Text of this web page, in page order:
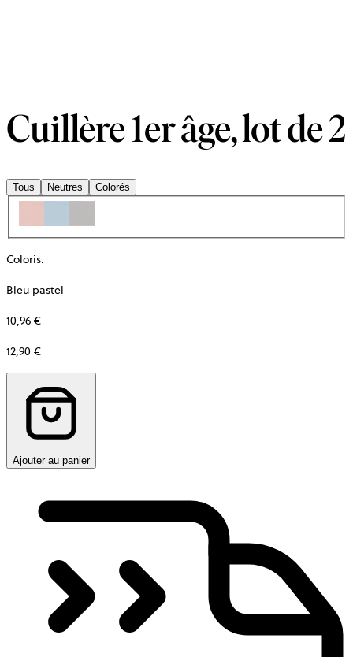
Cuillère 1er âge, lot de 2
Tous Neutres Colorés
Coloris:
Bleu pastel
10,96 €
12,90 €Prix
d’origine
avant
remise
Ajouter au panier